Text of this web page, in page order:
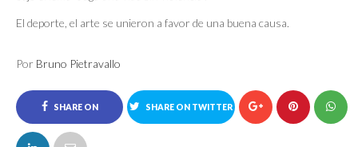
El deporte, el arte se unieron a favor de una buena causa.
Por Bruno Pietravallo
SHARE ON
FACEBOOK
SHARE ON TWITTER